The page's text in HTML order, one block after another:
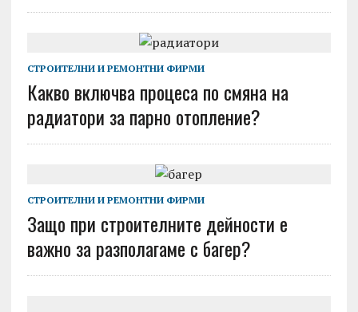
СТРОИТЕЛНИ И РЕМОНТНИ ФИРМИ
Какво включва процеса по смяна на
радиатори за парно отопление?
СТРОИТЕЛНИ И РЕМОНТНИ ФИРМИ
Защо при строителните дейности е
важно за разполагаме с багер?